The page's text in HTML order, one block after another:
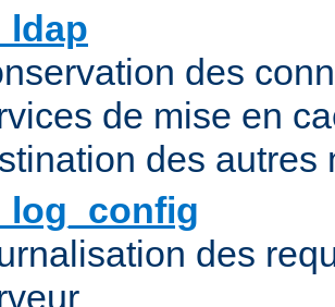
des
de mise en
des autres
des